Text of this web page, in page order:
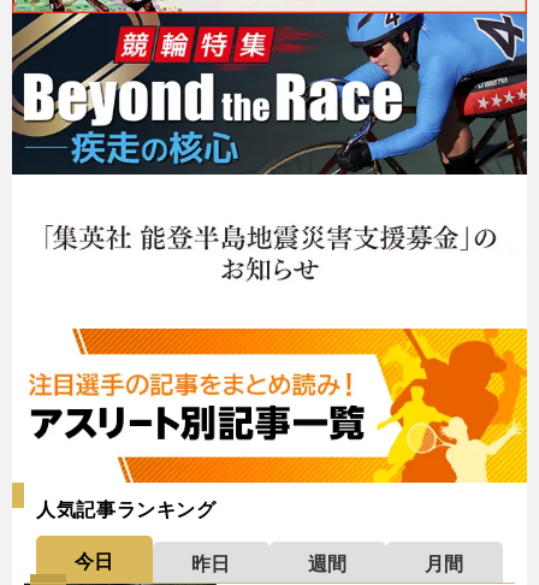
人気記事ランキング
今日 昨日 週間
月間